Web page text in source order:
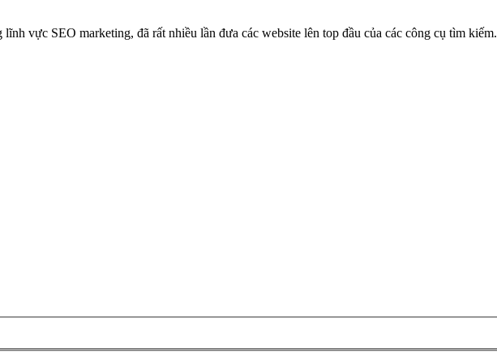
vực SEO marketing, đã rất nhiều lần đưa các website lên top đầu của các công cụ tìm kiếm.